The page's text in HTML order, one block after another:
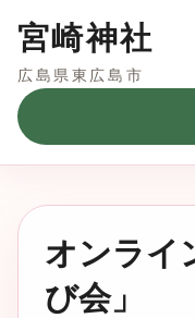
宮崎神社
広島県東広島市
オンライ
び会」